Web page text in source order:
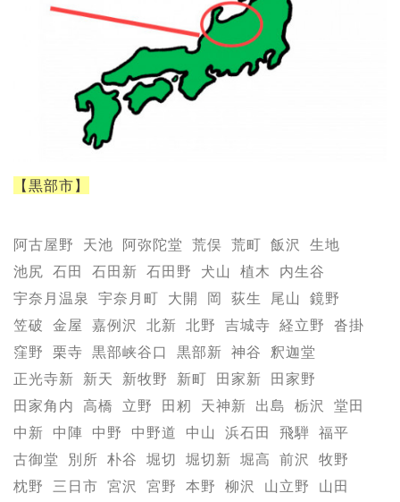
【黒部市】
阿古屋野 天池 阿弥陀堂 荒俣 荒町 飯沢
生地
池尻
石田 石田新 石田野 犬山 植木
内生谷
宇奈月温泉
宇奈月町 大開 岡 荻生 尾山
鏡野
笠破
金屋 嘉例沢 北新 北野 吉城寺 経立野
沓掛
窪野
栗寺 黒部峡谷口 黒部新 神谷
釈迦堂
正光寺新
新天 新牧野 新町 田家新
田家野
田家角内
高橋 立野 田籾 天神新 出島 栃沢
堂田
中新
中陣 中野 中野道 中山 浜石田 飛騨
福平
古御堂
別所 朴谷 堀切 堀切新 堀高 前沢
牧野
枕野
三日市 宮沢 宮野 本野 柳沢 山立野 山田